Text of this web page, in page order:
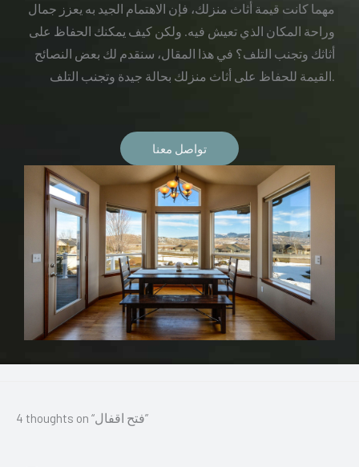
مهما كانت قيمة أثاث منزلك، فإن الاهتمام الجيد به يعزز جمال
وراحة المكان الذي تعيش فيه. ولكن كيف يمكنك الحفاظ على
أثاثك وتجنب التلف؟ في هذا المقال، سنقدم لك بعض النصائح
القيمة للحفاظ على أثاث منزلك بحالة جيدة وتجنب التلف.
تواصل معنا
4 thoughts on “فتح اقفال”